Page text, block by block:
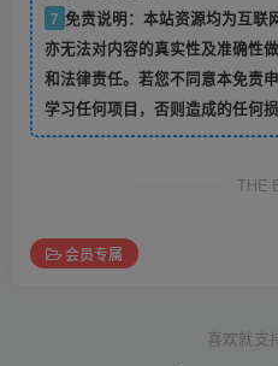
7 免责说明：本站资源均为互联
亦无法对内容的真实性及准确性
和法律责任。若您不同意本免责
学习任何项目，否则造成的任何
THE
会员专属
喜欢就支